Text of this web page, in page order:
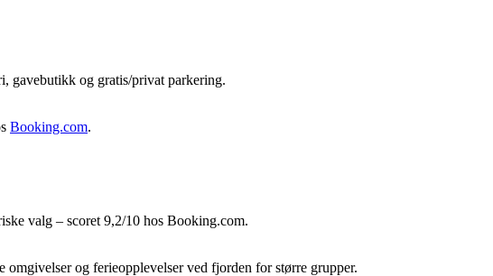
gavebutikk og gratis/privat parkering.
Booking.com.
valg – scoret 9,2/10 hos Booking.com.
og ferieopplevelser ved fjorden for større grupper.